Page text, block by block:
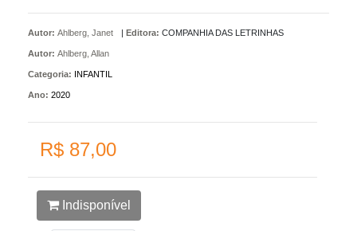
Autor: Ahlberg, Janet
Autor: Ahlberg, Allan
| Editora: COMPANHIA DAS LETRINHAS
Categoria: INFANTIL
Ano: 2020
R$ 87,00
Indisponível